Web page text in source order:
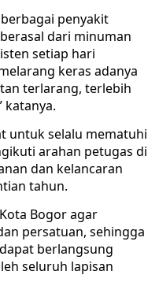
penyakit
dari minuman
setiap hari
keras adanya
terlarang, terlebih
katanya.
untuk selalu mematuhi
arahan petugas di
dan kelancaran
tahun.
Bogor agar
persatuan, sehingga
berlangsung
seluruh lapisan